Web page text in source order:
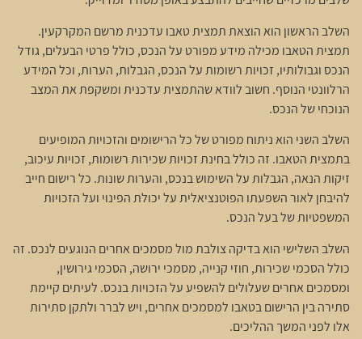
השלב הראשון הוא הוצאת תמצית טאבו עדכנית מרשם המקרקעין.
תמצית הטאבו מכילה מידע מפורט על הנכס, כולל פרטי הבעלים, גודל
הנכס וגבולותיו, זכויות רשומות על הנכס, הגבלות, הערות, וכל המידע
הרלוונטי הנוסף. חשוב לוודא שהתמצית עדכנית ומשקפת את המצב
הנוכחי של הנכס.
השלב השני הוא ניתוח מפורט של כל הרישומים והזכויות המופיעים
בתמצית הטאבו. זה כולל בחינת זכויות שכירות רשומות, זכויות עיכוב,
זיקות הנאה, הגבלות על השימוש בנכס, והערות שונות. כל רישום חייב
להיבחן לאור השפעתו הפוטנציאלית על יכולת הפינוי ועל הזכויות
המשפטיות של בעל הנכס.
השלב השלישי הוא בדיקה צולבת מול מסמכים אחרים הנוגעים לנכס. זה
כולל הסכמי שכירות, חוזי קנייה, מסמכי ירושה, הסכמי גירושין,
ומסמכים אחרים שעלולים להשפיע על הזכויות בנכס. לעיתים קיימת
סתירה בין הרישום בטאבו למסמכים אחרים, ויש לברר ולתקן סתירות
אלו לפני המשך ההליכים.